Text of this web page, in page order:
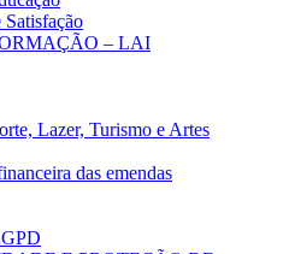
Satisfação
– LAI
Lazer, Turismo e Artes
das emendas